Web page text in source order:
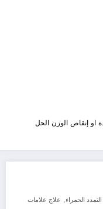
او إنقاص الوزن الحل
الحمراء, علاج علامات